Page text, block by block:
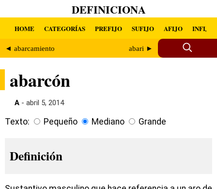
DEFINICIONA
HOME CATEGORÍAS PREFIJO SUFIJO AFIJO INFIJO
◄ abarcamiento abari ►
abarcón
A - abril 5, 2014
Texto: Pequeño Mediano Grande
Definición